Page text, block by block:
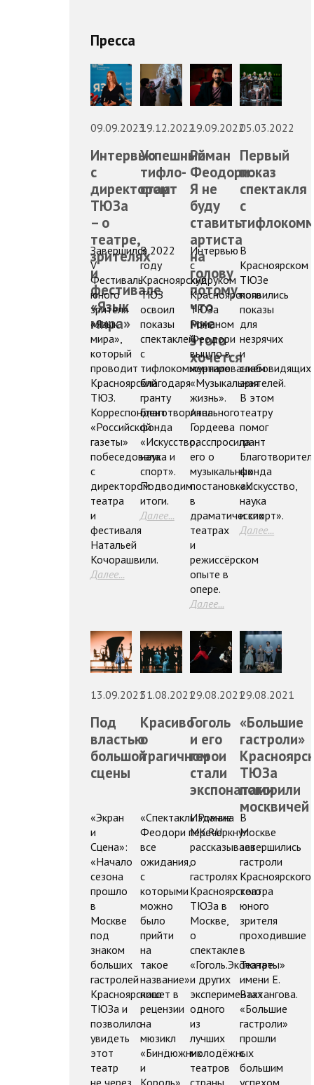
Пресса
09.09.2023
Интервью
с
директором
ТЮЗа
– о
театре,
зрителях
и
фестивале
«Язык
мира»
Завершился
V
Фестиваль
юного
зрителя
«Язык
мира»,
который
проводит
Красноярский
ТЮЗ.
Корреспондент
«Российской
газеты»
побеседовала
с
директором
театра
и
фестиваля
Натальей
Кочорашвили.
Далее...
19.12.2022
Успешный
тифло-
старт
В 2022
году
Красноярский
ТЮЗ
освоил
показы
спектаклей
с
тифлокомментированием
благодаря
гранту
Благотворительного
фонда
«Искусство,
наука и
спорт».
Подводим
итоги.
Далее...
19.09.2022
Роман
Феодори:
Я не
буду
ставить
артиста
на
голову
потому,
что
мне
этого
хочется
Интервью
с
худруком
Красноярского
ТЮЗа
Романом
Феодори
вышло в
журнале
«Музыкальная
жизнь».
Анна
Гордеева
расспросила
его о
музыкальных
постановках
в
драматических
театрах
и
режиссёрском
опыте в
опере.
Далее...
05.03.2022
Первый
показ
спектакля
с
В
Красноярском
ТЮЗе
появились
показы
для
незрячих
и
слабовидящих
зрителей.
В этом
театру
помог
грант
фонда
«Искусство,
наука
и спорт».
Далее...
13.09.2021
Под
властью
большой
сцены
«Экран
и
Сцена»:
«Начало
сезона
прошло
в
Москве
под
знаком
больших
гастролей
Красноярского
ТЮЗа и
позволило
увидеть
этот
театр
31.08.2021
Красиво
о
трагичном
«Спектакль Романа
Феодори перечеркнул
все
ожидания,
с
которыми
можно
было
прийти
на
такое
название»
пишет в
рецензии
на
мюзикл
«Биндюжник
и
29.08.2021
Гоголь
и его
герои
стали
экспонатами
Издание
МК.RU
рассказывает
о
гастролях
Красноярского
ТЮЗа в
Москве,
о
спектакле
«Гоголь.Экспонаты»
и других
экспериментах
одного
из
лучших
молодёжных
театров
29.08.2021
«Большие
гастроли»
ТЮЗа
покорили
москвичей
В
Москве
завершились
гастроли
Красноярского
театра
юного
зрителя
проходившие
в
Театре
имени Е.
Вахтангова.
«Большие
гастроли»
прошли
с
большим